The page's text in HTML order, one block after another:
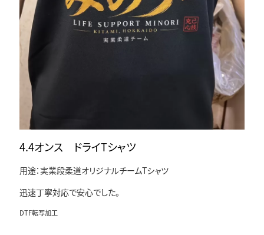
4.4オンス ドライTシャツ
用途：実業段柔道オリジナルチームTシャツ
迅速丁寧対応で安心でした。
DTF転写加工